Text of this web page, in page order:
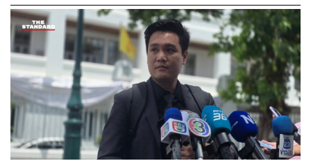
82
ABOUT THE AUTHOR
THE STANDARD TEAM
กองบรรณาธิการ THE STANDARD